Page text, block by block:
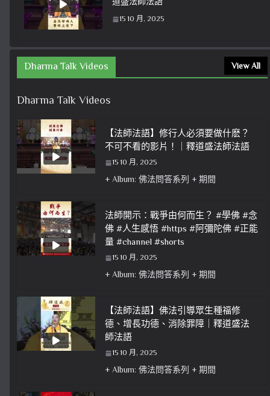
15 10 月, 2025
Dharma Talk Videos View All
Dharma Talk Videos
【法師法語】修行人必須要做什麽？
不可不看的影片！｜釋道盛法師法語
15 10 月, 2025
+ Album: 佛法問答系列 + 期間
法師開示：戰爭由何而生？ #學佛 #念
佛 #人生感悟 #https #阿彌陀佛 #正能
量 #channel #shorts
15 10 月, 2025
+ Album: 佛法問答系列 + 期間
【法師法語】佛法引導眾生種福修
德、增長功德、消除罪障｜釋道盛法
師法語
15 10 月, 2025
+ Album: 佛法問答系列 + 期間